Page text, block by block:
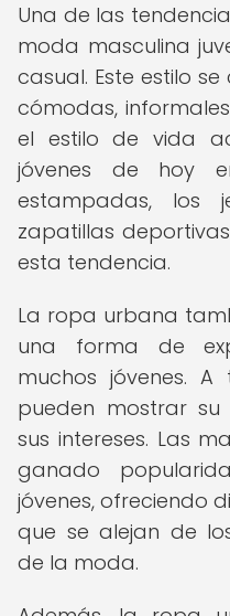
Una de las
moda masculina
casual. Este estilo
cómodas,
el estilo de vida
jóvenes de hoy
estampadas, los
zapatillas
esta tendencia.
La ropa urbana
una forma de
muchos jóvenes.
pueden mostrar
sus intereses. Las
ganado
jóvenes, ofreciendo
que se alejan de
de la moda.